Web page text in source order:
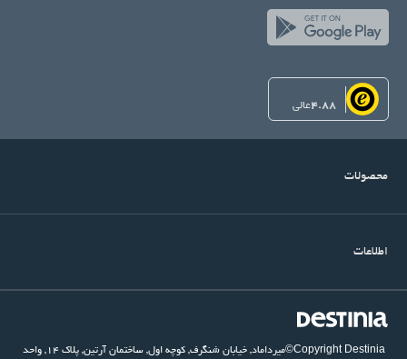
4.88عالی
محصولات
اطلاعات
©Copyright Destinia میرداماد, خیابان شنگرف, کوچه اول, ساختمان آرتین, پلاک ۱۴, واحد